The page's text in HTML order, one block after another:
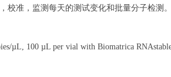
校准，监测每天的测试变化和批量分子检测
µL, 100 µL per vial with Biomatrica